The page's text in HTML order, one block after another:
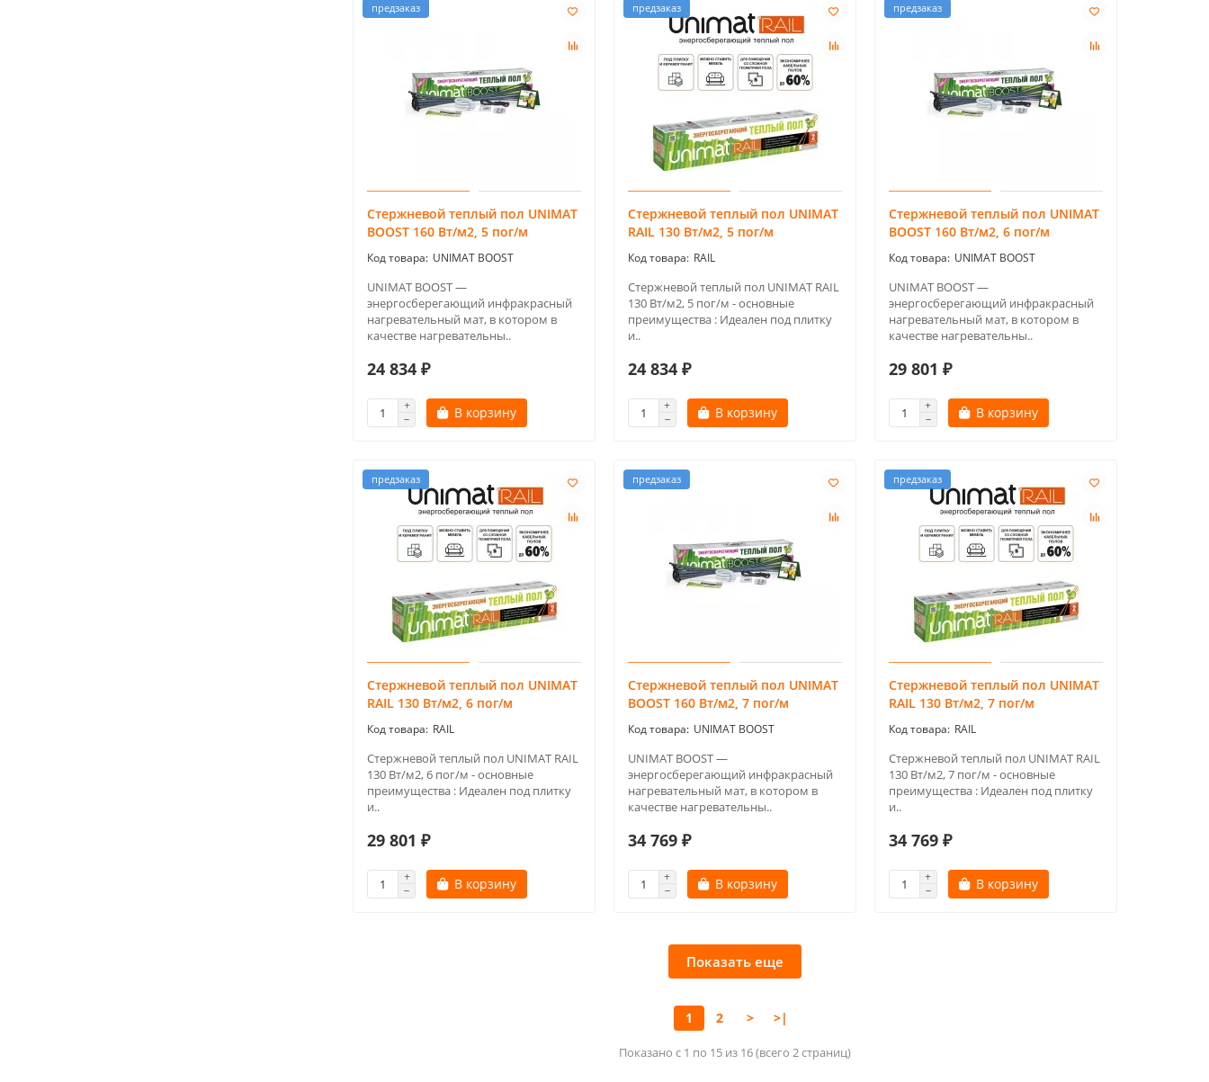
предзаказ
Стержневой теплый пол UNIMAT
BOOST 160 Вт/м2, 5 пог/м
UNIMAT BOOST
UNIMAT BOOST —
энергосберегающий инфракрасный
нагревательный мат, в котором в
качестве нагревательны..
24 834 ₽
В корзину
предзаказ
Стержневой теплый пол UNIMAT
RAIL 130 Вт/м2, 5 пог/м
RAIL
Стержневой теплый пол UNIMAT RAIL
130 Вт/м2, 5 пог/м - основные
преимущества : Идеален под плитку
и..
24 834 ₽
В корзину
предзаказ
Стержневой теплый пол UNIMAT
BOOST 160 Вт/м2, 6 пог/м
UNIMAT BOOST
UNIMAT BOOST —
энергосберегающий инфракрасный
нагревательный мат, в котором в
качестве нагревательны..
29 801 ₽
В корзину
предзаказ
Стержневой теплый пол UNIMAT
RAIL 130 Вт/м2, 6 пог/м
RAIL
Стержневой теплый пол UNIMAT RAIL
130 Вт/м2, 6 пог/м - основные
преимущества : Идеален под плитку
и..
29 801 ₽
В корзину
предзаказ
Стержневой теплый пол UNIMAT
BOOST 160 Вт/м2, 7 пог/м
UNIMAT BOOST
UNIMAT BOOST —
энергосберегающий инфракрасный
нагревательный мат, в котором в
качестве нагревательны..
34 769 ₽
В корзину
предзаказ
Стержневой теплый пол UNIMAT
RAIL 130 Вт/м2, 7 пог/м
RAIL
Стержневой теплый пол UNIMAT RAIL
130 Вт/м2, 7 пог/м - основные
преимущества : Идеален под плитку
и..
34 769 ₽
В корзину
Показать еще
1 2 > >|
Показано с 1 по 15 из 16 (всего 2 страниц)